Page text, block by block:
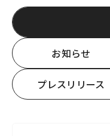
お知らせ
プレスリリース